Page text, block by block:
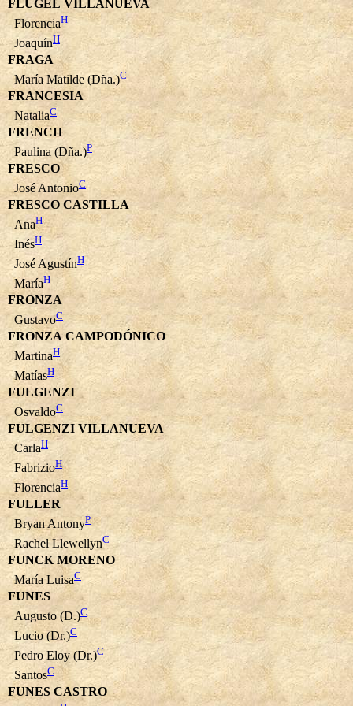
FLÜGEL VILLANUEVA
FlorenciaH
JoaquínH
FRAGA
María Matilde (Dña.)C
FRANCESIA
NataliaC
FRENCH
Paulina (Dña.)P
FRESCO
José AntonioC
FRESCO CASTILLA
AnaH
InésH
José AgustínH
MaríaH
FRONZA
GustavoC
FRONZA CAMPODÓNICO
MartinaH
MatíasH
FULGENZI
OsvaldoC
FULGENZI VILLANUEVA
CarlaH
FabrizioH
FlorenciaH
FULLER
Bryan AntonyP
Rachel LlewellynC
FUNCK MORENO
María LuisaC
FUNES
Augusto (D.)C
Lucio (Dr.)C
Pedro Eloy (Dr.)C
SantosC
FUNES CASTRO